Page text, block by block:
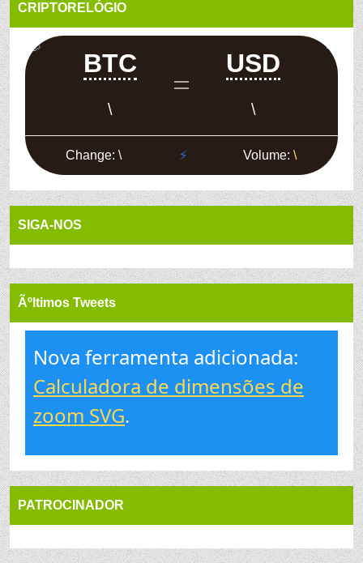
CRIPTORELÓGIO
SIGA-NOS
Ãºltimos Tweets
Nova ferramenta adicionada:
Calculadora de dimensões de
zoom SVG.
PATROCINADOR